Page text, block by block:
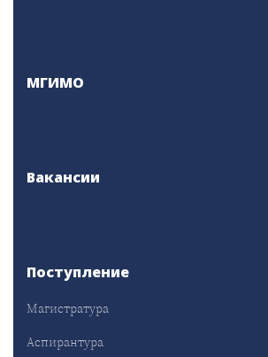
МГИМО
Вакансии
Поступление
Магистратура
Аспирантура